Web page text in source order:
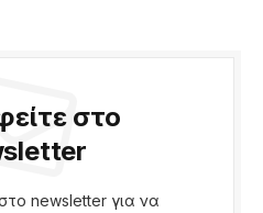
στο
newsletter για να